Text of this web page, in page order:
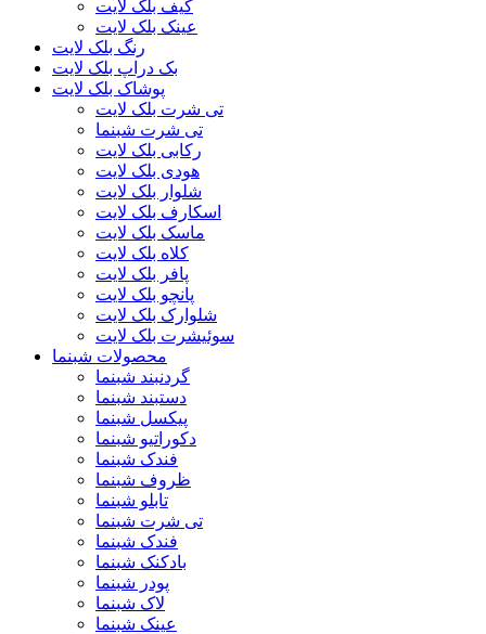
کیف بلک لایت
عینک بلک لایت
رنگ بلک لایت
بک دراپ بلک لایت
پوشاک بلک لایت
تی شرت بلک لایت
تی شرت شبنما
رکابی بلک لایت
هودی بلک لایت
شلوار بلک لایت
اسکارف بلک لایت
ماسک بلک لایت
کلاه بلک لایت
پافر بلک لایت
پانچو بلک لایت
شلوارک بلک لایت
سوئیشرت بلک لایت
محصولات شبنما
گردنبند شبنما
دستبند شبنما
پیکسل شبنما
دکوراتیو شبنما
فندک شبنما
ظروف شبنما
تابلو شبنما
تی شرت شبنما
فندک شبنما
بادکنک شبنما
پودر شبنما
لاک شبنما
عینک شبنما